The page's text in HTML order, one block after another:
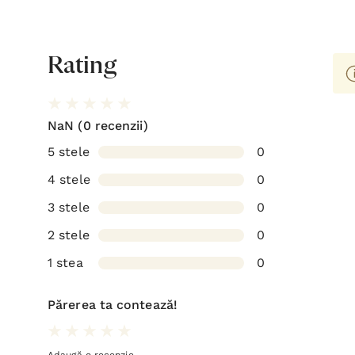
Rating
NaN (0 recenzii)
5 stele
0
4 stele
0
3 stele
0
2 stele
0
1 stea
0
Părerea ta contează!